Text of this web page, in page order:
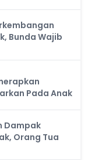
Bunda Wajib
Pada Anak
Dampak
Orang Tua